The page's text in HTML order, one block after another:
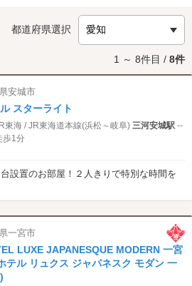
都道府県選択
1 ～ 8件目 / 8件
安城市
スターライト
東海 / JR東海道本線(浜松～岐阜) 三河安城駅 --
歩1分
設置のお部屋！２人きりで特別な時間を
一宮市
LUXE JAPANESQUE MODERN 一宮
テル リュクス ジャパネスク モダン 一